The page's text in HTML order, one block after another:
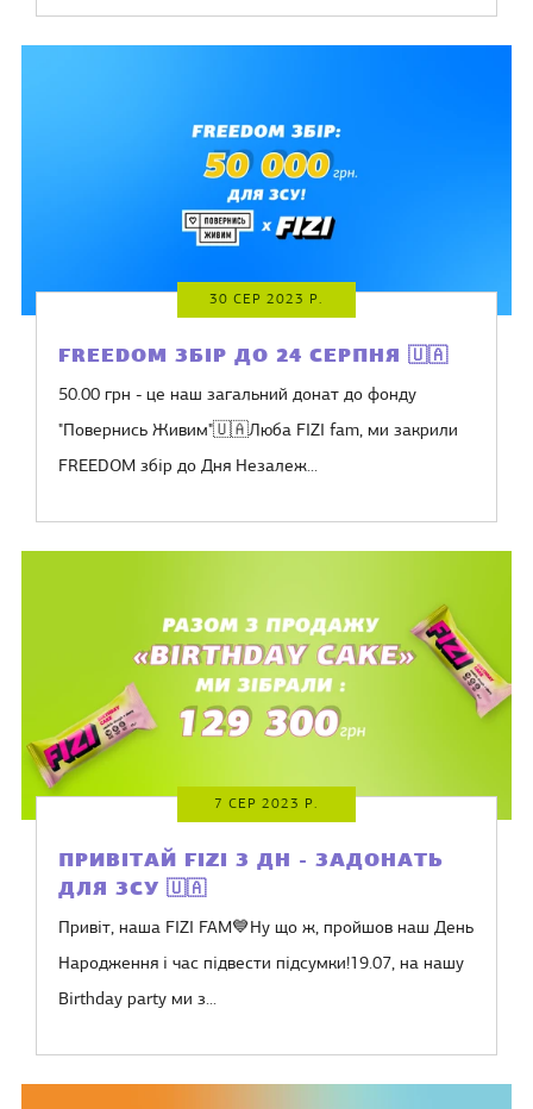
30 СЕР 2023 Р.
FREEDOM ЗБІР ДО 24 СЕРПНЯ 🇺🇦
50.00 грн - це наш загальний донат до фонду
"Повернись Живим"🇺🇦Люба FIZI fam, ми закрили
FREEDOM збір до Дня Незалеж...
7 СЕР 2023 Р.
ПРИВІТАЙ FIZI З ДН - ЗАДОНАТЬ
ДЛЯ ЗСУ 🇺🇦
Привіт, наша FIZI FAM💙Ну що ж, пройшов наш День
Народження і час підвести підсумки!19.07, на нашу
Birthday party ми з...